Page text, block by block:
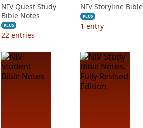
NIV Quest Study
Bible Notes
PLUS
22 entries
NIV Storyline Bible
PLUS
1 entry